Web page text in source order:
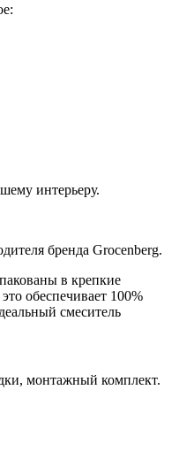
интерьеру.
бренда Grocenberg.
в крепкие
обеспечивает 100%
смеситель
монтажный комплект.